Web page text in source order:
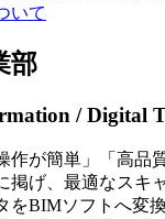
いて
部
/ Digital
作が簡単」「高品
掲げ、最適なスキ
をBIMソフトへ変